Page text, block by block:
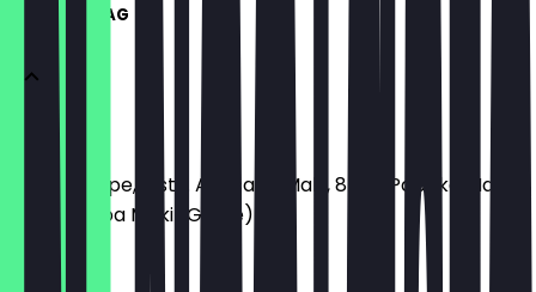
SUSHI MITTAG
1 Miso-Suppe, 8 stk. Avocado Maki, 8 stk. Paprika Maki,
8 stk. Kappa Maki (Gurke)